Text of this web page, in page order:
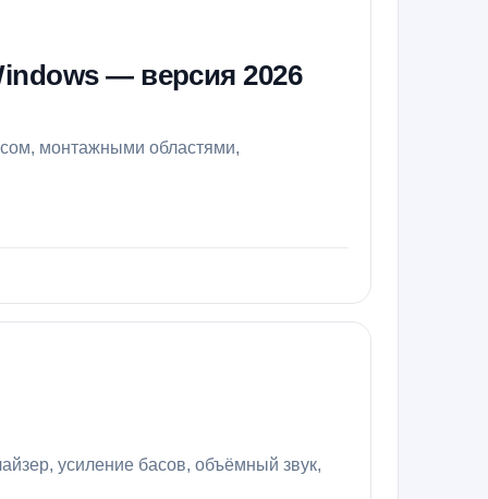
— версия 2026
монтажными областями,
усиление басов, объёмный звук,